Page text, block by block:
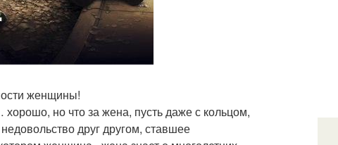
женщины!
но что за жена, пусть даже с кольцом,
друг другом, ставшее